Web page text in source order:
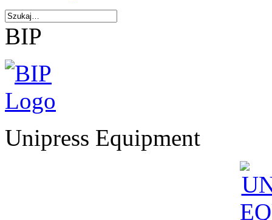
BIP
Unipress Equipment